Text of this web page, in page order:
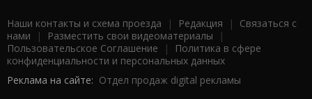
Наши контакты и схема проезда | Редакция | Связаться с
нами | Разместить свои видеоматериалы |
Пользовательское Соглашение |
Политика в сфере
конфиденциальности и персональных данных
Реклама на сайте: Отдел продаж digital рекламы